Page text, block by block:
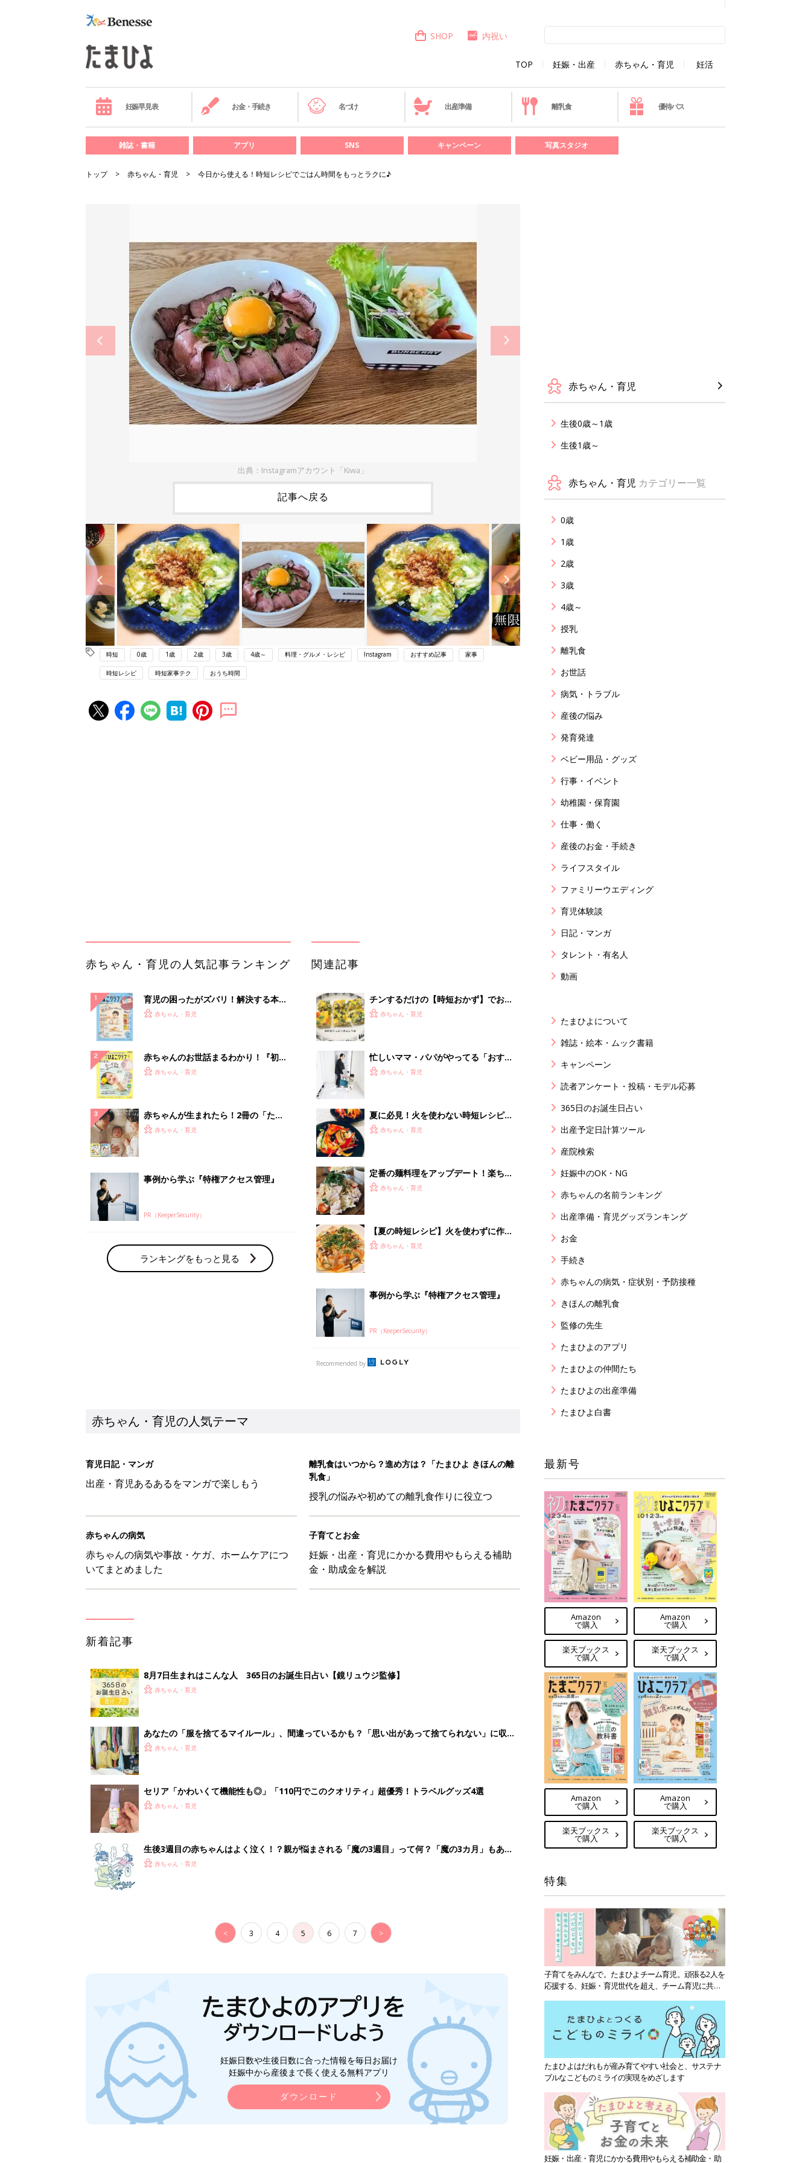
TOP 妊娠・出産 赤ちゃん・育児 妊活
SHOP 内祝い
妊娠早見表 お金・手続き 名づけ 出産準備 離乳食 優待パス
雑誌・書籍 アプリ SNS キャンペーン 写真スタジオ
トップ 赤ちゃん・育児 今日から使える！時短レシピでごはん時間をもっとラクに♪
出典：Instagramアカウント「Kiwa」
記事へ戻る
時短 0歳 1歳 2歳 3歳 4歳～ 料理・グルメ・レシピ Instagram おすすめ記事 家事
時短レシピ 時短家事テク おうち時間
PR（KeeperSecurity）
ランキングをもっと見る
PR（KeeperSecurity）
赤ちゃん・育児の人気テーマ
育児日記・マンガ
離乳食はいつから？進め方は？「たまひよ きほんの離
授乳の悩みや初めての離乳食作りに役立つ
子育てとお金
妊娠・出産・育児にかかる費用やもらえる補助
金・助成金を解説
8月7日生まれはこんな人 365日のお誕生日占い【鏡リュウジ監修】
赤ちゃん・育児
あなたの「服を捨てるマイルール」、間違っているかも？「思い出があって捨てられない」に収納
赤ちゃん・育児
セリア「かわいくて機能性も◎」「110円でこのクオリティ」超優秀！トラベルグッズ4選
< 3 5 6 7 >
赤ちゃん・育児
生後0歳～1歳
生後1歳～
赤ちゃん・育児 カテゴリー一覧
0歳
1歳
2歳
3歳
4歳～
授乳
離乳食
お世話
病気・トラブル
産後の悩み
発育発達
ベビー用品・グッズ
行事・イベント
幼稚園・保育園
仕事・働く
産後のお金・手続き
ライフスタイル
ファミリーウエディング
育児体験談
日記・マンガ
タレント・有名人
動画
たまひよについて
雑誌・絵本・ムック書籍
キャンペーン
読者アンケート・投稿・モデル応募
365日のお誕生日占い
出産予定日計算ツール
産院検索
妊娠中のOK・NG
赤ちゃんの名前ランキング
出産準備・育児グッズランキング
お金
手続き
赤ちゃんの病気・症状別・予防接種
きほんの離乳食
監修の先生
たまひよのアプリ
たまひよの仲間たち
たまひよの出産準備
たまひよ白書
最新号
Amazon
で購入
楽天ブックス
で購入
Amazon
で購入
楽天ブックス
で購入
Amazon
で購入
楽天ブックス
で購入
Amazon
で購入
楽天ブックス
で購入
特集
子育てをみんなで。たまひよチーム育児。頑張る2人を
応援する、妊娠・育児世代を超え、チーム育児に共感
たまひよはだれもが産み育てやすい社会と、サステナ
ブルなこどものミライの実現をめざします
妊娠・出産・育児にかかる費用やもらえる補助金・助